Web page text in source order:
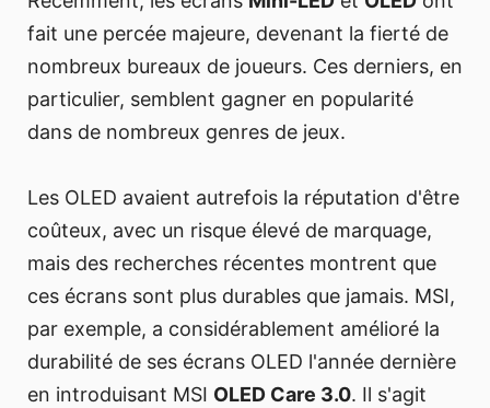
fait une percée majeure, devenant la fierté de
nombreux bureaux de joueurs. Ces derniers, en
particulier, semblent gagner en popularité
dans de nombreux genres de jeux.
Les OLED avaient autrefois la réputation d'être
coûteux, avec un risque élevé de marquage,
mais des recherches récentes montrent que
ces écrans sont plus durables que jamais. MSI,
par exemple, a considérablement amélioré la
durabilité de ses écrans OLED l'année dernière
en introduisant MSI OLED Care 3.0. Il s'agit